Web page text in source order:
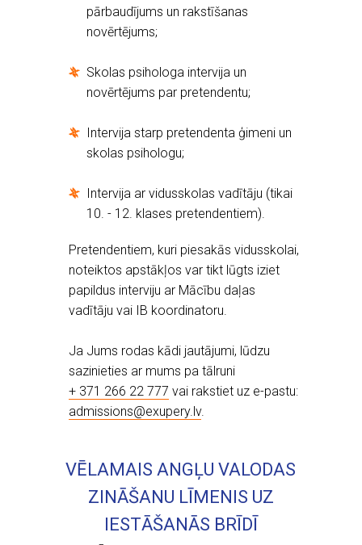
pārbaudījums un rakstīšanas
novērtējums;
Skolas psihologa intervija un
novērtējums par pretendentu;
Intervija starp pretendenta ģimeni un
skolas psihologu;
Intervija ar vidusskolas vadītāju (tikai
10. - 12. klases pretendentiem).
Pretendentiem, kuri piesakās vidusskolai,
noteiktos apstākļos var tikt lūgts iziet
papildus interviju ar Mācību daļas
vadītāju vai IB koordinatoru.
Ja Jums rodas kādi jautājumi, lūdzu
sazinieties ar mums pa tālruni
+ 371 266 22 777 vai rakstiet uz e-pastu:
admissions@exupery.lv.
VĒLAMAIS ANGĻU VALODAS
ZINĀŠANU LĪMENIS UZ
IESTĀŠANĀS BRĪDĪ